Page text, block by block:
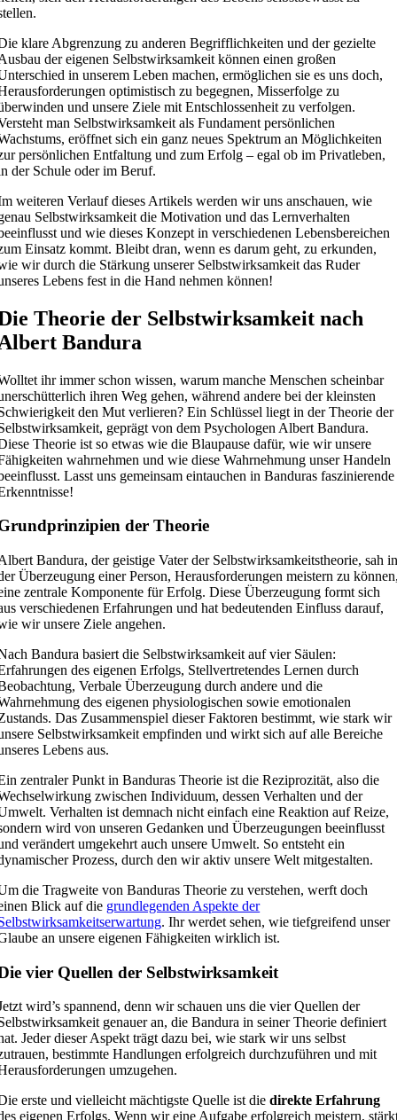
klare Abgrenzung zu anderen Begrifflichkeiten und der gezielte
der eigenen Selbstwirksamkeit können einen großen
in unserem Leben machen, ermöglichen sie es uns doch,
optimistisch zu begegnen, Misserfolge zu
und unsere Ziele mit Entschlossenheit zu verfolgen.
man Selbstwirksamkeit als Fundament persönlichen
eröffnet sich ein ganz neues Spektrum an Möglichkeiten
persönlichen Entfaltung und zum Erfolg – egal ob im Privatleben,
der Schule oder im Beruf.
weiteren Verlauf dieses Artikels werden wir uns anschauen, wie
Selbstwirksamkeit die Motivation und das Lernverhalten
und wie dieses Konzept in verschiedenen Lebensbereichen
Einsatz kommt. Bleibt dran, wenn es darum geht, zu erkunden,
wir durch die Stärkung unserer Selbstwirksamkeit das Ruder
Lebens fest in die Hand nehmen können!
Theorie der Selbstwirksamkeit nach
Bandura
ihr immer schon wissen, warum manche Menschen scheinbar
ihren Weg gehen, während andere bei der kleinsten
den Mut verlieren? Ein Schlüssel liegt in der Theorie der
geprägt von dem Psychologen Albert Bandura.
Theorie ist so etwas wie die Blaupause dafür, wie wir unsere
wahrnehmen und wie diese Wahrnehmung unser Handeln
Lasst uns gemeinsam eintauchen in Banduras faszinierende
der Theorie
Bandura, der geistige Vater der Selbstwirksamkeitstheorie, sah
Überzeugung einer Person, Herausforderungen meistern zu
zentrale Komponente für Erfolg. Diese Überzeugung formt sich
verschiedenen Erfahrungen und hat bedeutenden Einfluss darauf,
wir unsere Ziele angehen.
Bandura basiert die Selbstwirksamkeit auf vier Säulen:
des eigenen Erfolgs, Stellvertretendes Lernen durch
Verbale Überzeugung durch andere und die
des eigenen physiologischen sowie emotionalen
Das Zusammenspiel dieser Faktoren bestimmt, wie stark wir
Selbstwirksamkeit empfinden und wirkt sich auf alle Bereiche
Lebens aus.
zentraler Punkt in Banduras Theorie ist die Reziprozität, also die
zwischen Individuum, dessen Verhalten und der
Verhalten ist demnach nicht einfach eine Reaktion auf Reize,
wird von unseren Gedanken und Überzeugungen beeinflusst
verändert umgekehrt auch unsere Umwelt. So entsteht ein
Prozess, durch den wir aktiv unsere Welt mitgestalten.
die Tragweite von Banduras Theorie zu verstehen, werft doch
Blick auf die grundlegenden Aspekte der
. Ihr werdet sehen, wie tiefgreifend unser
an unsere eigenen Fähigkeiten wirklich ist.
vier Quellen der Selbstwirksamkeit
wird’s spannend, denn wir schauen uns die vier Quellen der
genauer an, die Bandura in seiner Theorie definiert
Jeder dieser Aspekt trägt dazu bei, wie stark wir uns selbst
bestimmte Handlungen erfolgreich durchzuführen und mit
umzugehen.
erste und vielleicht mächtigste Quelle ist diedirekte Erfahrung
eigenen Erfolgs. Wenn wir eine Aufgabe erfolgreich meistern,